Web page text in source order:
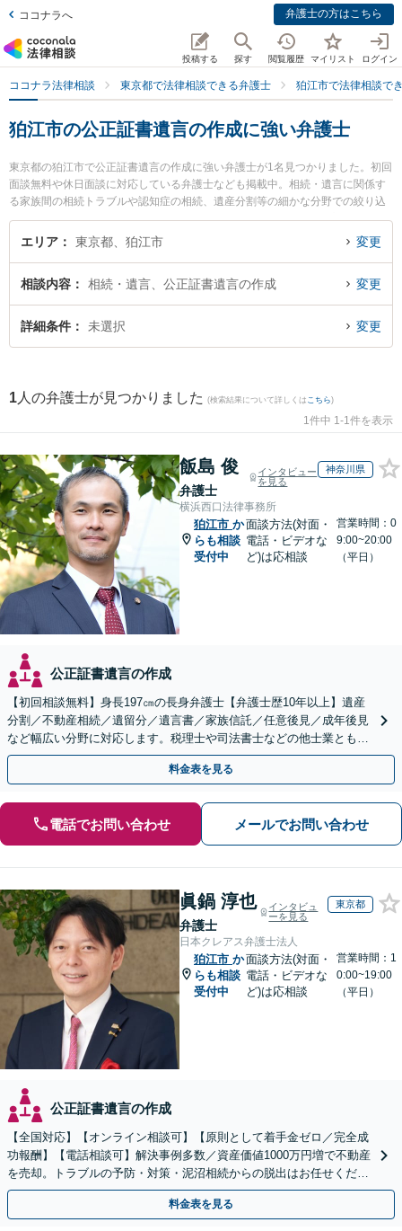
ココナラへ 弁護士の方はこちら
投稿する 探す 閲覧履歴 マイリスト ログイン
ココナラ法律相談 東京都で法律相談できる弁護士 狛江市で法律相談で
狛江市の公正証書遺言の作成に強い弁護士
東京都の狛江市で公正証書遺言の作成に強い弁護士が1名見つかりました。初回
面談無料や休日面談に対応している弁護士なども掲載中。相続・遺言に関係す
る家族間の相続トラブルや認知症の相続、遺産分割等の細かな分野での絞り込
み検索もでき便利です。特に片岡法律事務所の片岡 大輔弁護士のプロフィール
情報や弁護士費用、強みなどが注目されています。『狛江市で土日や夜間に発
回相談無料で公正証書遺言の作成を法律相談できる狛江市内の弁護士に相談予
約したい』などでお困りの相談者さんにおすすめです。
エリア 東京都、狛江市 変更
相談内容 相続・遺言、公正証書遺言の作成 変更
詳細条件 未選択 変更
1 人の弁護士が見つかりました (検索結果について詳しくは こちら)
1件中 1-1件を表示
飯島 俊
弁護士
インタビュー
を見る
神奈川県
横浜西口法律事務所
狛江市 か
らも相談
受付中
面談方法(対面・
電話・ビデオな
ど)は応相談
営業時間：0
9:00~20:00
（平日）
公正証書遺言の作成
【初回相談無料】身長197㎝の長身弁護士【弁護士歴10年以上】遺産
分割／不動産相続／遺留分／遺言書／家族信託／任意後見／成年後見
など幅広い分野に対応します。税理士や司法書士などの他士業とも連
携【出張相談】【夜間・休日面談】【横浜駅7分】
料金表を見る
電話でお問い合わせ メールでお問い合わせ
眞鍋 淳也
弁護士
インタビュ
ーを見る
東京都
日本クレアス弁護士法人
狛江市 か
らも相談
受付中
面談方法(対面・
電話・ビデオな
ど)は応相談
営業時間：1
0:00~19:00
（平日）
公正証書遺言の作成
【全国対応】【オンライン相談可】【原則として着手金ゼロ／完全成
功報酬】【電話相談可】解決事例多数／資産価値1000万円増で不動産
を売却。トラブルの予防・対策・泥沼相続からの脱出はお任せくださ
い！法律と税務を一体的に対応します
料金表を見る